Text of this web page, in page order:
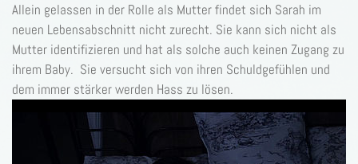
Allein gelassen in der Rolle als Mutter findet sich Sarah im
neuen Lebensabschnitt nicht zurecht. Sie kann sich nicht als
Mutter identifizieren und hat als solche auch keinen Zugang zu
ihrem Baby. Sie versucht sich von ihren Schuldgefühlen und
dem immer stärker werden Hass zu lösen.